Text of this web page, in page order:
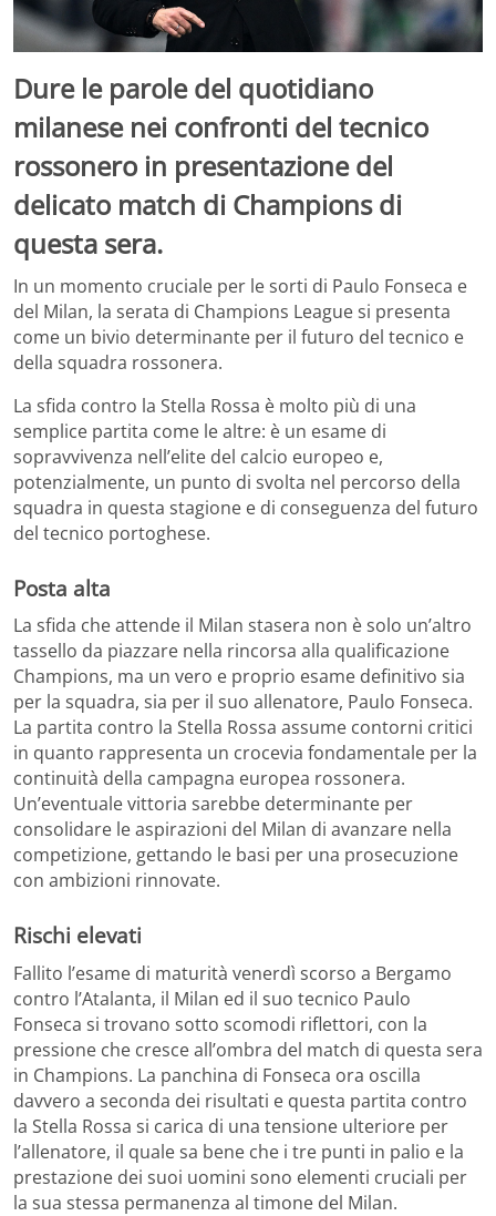
Dure le parole del quotidiano
milanese nei confronti del tecnico
rossonero in presentazione del
delicato match di Champions di
questa sera.
In un momento cruciale per le sorti di Paulo Fonseca e
del Milan, la serata di Champions League si presenta
come un bivio determinante per il futuro del tecnico e
della squadra rossonera.
La sfida contro la Stella Rossa è molto più di una
semplice partita come le altre: è un esame di
sopravvivenza nell’elite del calcio europeo e,
potenzialmente, un punto di svolta nel percorso della
squadra in questa stagione e di conseguenza del futuro
del tecnico portoghese.
Posta alta
La sfida che attende il Milan stasera non è solo un’altro
tassello da piazzare nella rincorsa alla qualificazione
Champions, ma un vero e proprio esame definitivo sia
per la squadra, sia per il suo allenatore, Paulo Fonseca.
La partita contro la Stella Rossa assume contorni critici
in quanto rappresenta un crocevia fondamentale per la
continuità della campagna europea rossonera.
Un’eventuale vittoria sarebbe determinante per
consolidare le aspirazioni del Milan di avanzare nella
competizione, gettando le basi per una prosecuzione
con ambizioni rinnovate.
Rischi elevati
Fallito l’esame di maturità venerdì scorso a Bergamo
contro l’Atalanta, il Milan ed il suo tecnico Paulo
Fonseca si trovano sotto scomodi riflettori, con la
pressione che cresce all’ombra del match di questa sera
in Champions. La panchina di Fonseca ora oscilla
davvero a seconda dei risultati e questa partita contro
la Stella Rossa si carica di una tensione ulteriore per
l’allenatore, il quale sa bene che i tre punti in palio e la
prestazione dei suoi uomini sono elementi cruciali per
la sua stessa permanenza al timone del Milan.